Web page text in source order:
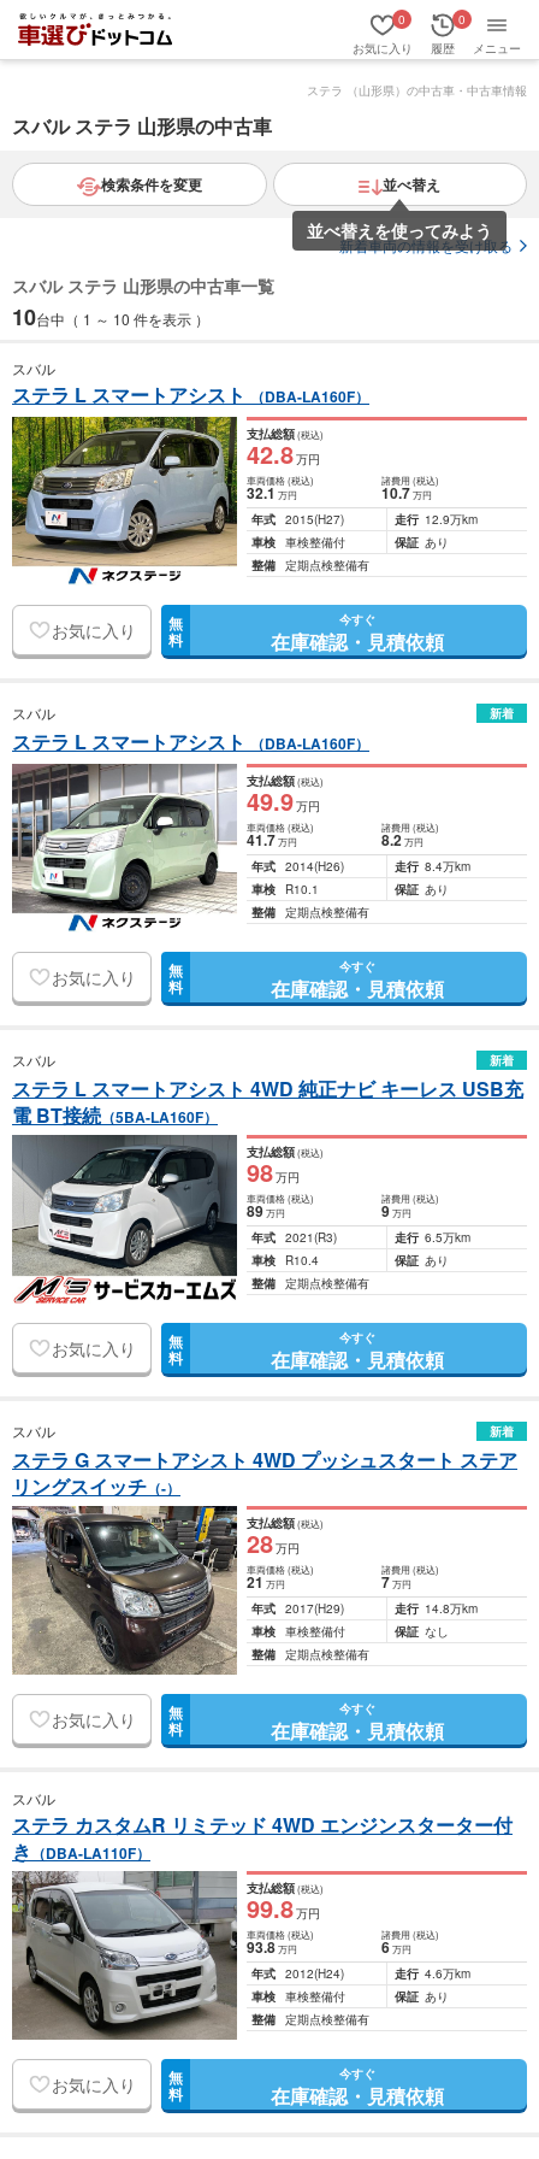
お気に入り
0
履歴
0
メニュー
ステラ （山形県）の中古車・中古車情報
スバル ステラ 山形県の中古車
検索条件を変更 並べ替え
並べ替えを使ってみよう
新着車両の情報を受け取る
スバル ステラ 山形県の中古車一覧
10台中（ 1 ～ 10 件を表示 ）
スバル
ステラ L スマートアシスト （DBA-LA160F）
支払総額(税込)
42.8万円
車両価格(税込)
32.1万円
諸費用 (税込)
10.7 万円
年式 2015(H27) 走行 12.9万km
車検 車検整備付 保証 あり
整備 定期点検整備有
お気に入り 無
料
今すぐ
在庫確認・見積依頼
スバル 新着
ステラ L スマートアシスト （DBA-LA160F）
支払総額(税込)
49.9万円
車両価格(税込)
41.7万円
諸費用 (税込)
8.2 万円
年式 2014(H26) 走行 8.4万km
車検
R10.1 保証 あり
整備 定期点検整備有
お気に入り 無
料
今すぐ
在庫確認・見積依頼
スバル 新着
ステラ L スマートアシスト 4WD 純正ナビ キーレス USB充
電 BT接続 （5BA-LA160F）
支払総額(税込)
98万円
車両価格(税込)
89万円
諸費用 (税込)
9 万円
年式 2021(R3) 走行 6.5万km
車検
R10.4 保証 あり
整備 定期点検整備有
お気に入り 無
料
今すぐ
在庫確認・見積依頼
スバル 新着
ステラ G スマートアシスト 4WD プッシュスタート ステア
リングスイッチ （-）
支払総額(税込)
28万円
車両価格(税込)
21万円
諸費用 (税込)
7 万円
年式 2017(H29) 走行 14.8万km
車検 車検整備付 保証 なし
整備 定期点検整備有
お気に入り 無
料
今すぐ
在庫確認・見積依頼
スバル
ステラ カスタムR リミテッド 4WD エンジンスターター付
き （DBA-LA110F）
支払総額(税込)
99.8万円
車両価格(税込)
93.8万円
諸費用 (税込)
6 万円
年式 2012(H24) 走行 4.6万km
車検 車検整備付 保証 あり
整備 定期点検整備有
お気に入り 無
料
今すぐ
在庫確認・見積依頼